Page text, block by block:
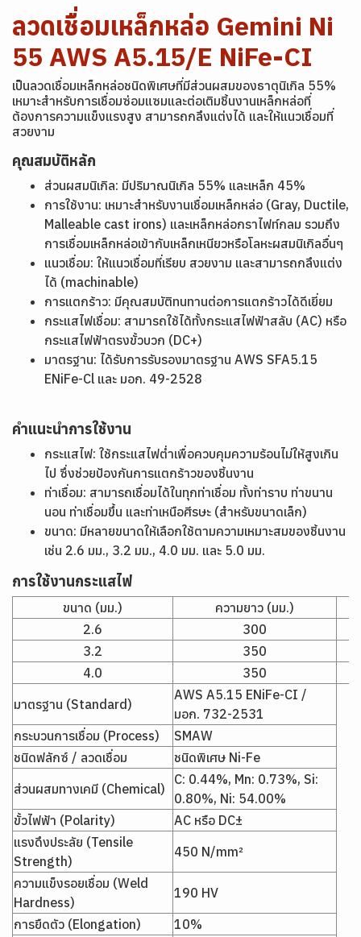
ลวดเชื่อมเหล็กหล่อ Gemini Ni
55 AWS A5.15/E NiFe-CI
เป็นลวดเชื่อมเหล็กหล่อชนิดพิเศษที่มีส่วนผสมของธาตุนิเกิล 55%
เหมาะสำหรับการเชื่อมซ่อมแซมและต่อเติมชิ้นงานเหล็กหล่อที่
ต้องการความแข็งแรงสูง สามารถกลึงแต่งได้ และให้แนวเชื่อมที่
สวยงาม
คุณสมบัติหลัก
ส่วนผสมนิเกิล: มีปริมาณนิเกิล 55% และเหล็ก 45%
การใช้งาน: เหมาะสำหรับงานเชื่อมเหล็กหล่อ (Gray, Ductile,
Malleable cast irons) และเหล็กหล่อกราไฟท์กลม รวมถึง
การเชื่อมเหล็กหล่อเข้ากับเหล็กเหนียวหรือโลหะผสมนิเกิลอื่นๆ
แนวเชื่อม: ให้แนวเชื่อมที่เรียบ สวยงาม และสามารถกลึงแต่ง
ได้ (machinable)
การแตกร้าว: มีคุณสมบัติทนทานต่อการแตกร้าวได้ดีเยี่ยม
กระแสไฟเชื่อม: สามารถใช้ได้ทั้งกระแสไฟฟ้าสลับ (AC) หรือ
กระแสไฟฟ้าตรงขั้วบวก (DC+)
มาตรฐาน: ได้รับการรับรองมาตรฐาน AWS SFA5.15
ENiFe-Cl และ มอก. 49-2528
คำแนะนำการใช้งาน
กระแสไฟ: ใช้กระแสไฟต่ำเพื่อควบคุมความร้อนไม่ให้สูงเกิน
ไป ซึ่งช่วยป้องกันการแตกร้าวของชิ้นงาน
ท่าเชื่อม: สามารถเชื่อมได้ในทุกท่าเชื่อม ทั้งท่าราบ ท่าขนาน
นอน ท่าเชื่อมขึ้น และท่าเหนือศีรษะ (สำหรับขนาดเล็ก)
ขนาด: มีหลายขนาดให้เลือกใช้ตามความเหมาะสมของชิ้นงาน
เช่น 2.6 มม., 3.2 มม., 4.0 มม. และ 5.0 มม.
การใช้งานกระแสไฟ
ขนาด (มม.) ความยาว (มม.)
2.6
300
3.2
350
4.0
350
มาตรฐาน (Standard)
AWS A5.15 ENiFe-CI /
มอก. 732-2531
กระบวนการเชื่อม (Process)
SMAW
ชนิดฟลักซ์ / ลวดเชื่อม
ชนิดพิเศษ Ni-Fe
ส่วนผสมทางเคมี (Chemical)
C: 0.44%, Mn: 0.73%, Si:
0.80%, Ni: 54.00%
ขั้วไฟฟ้า (Polarity)
AC หรือ DC±
แรงดึงประลัย (Tensile
Strength)
450 N/mm²
ความแข็งรอยเชื่อม (Weld
Hardness)
190 HV
การยืดตัว (Elongation)
10%